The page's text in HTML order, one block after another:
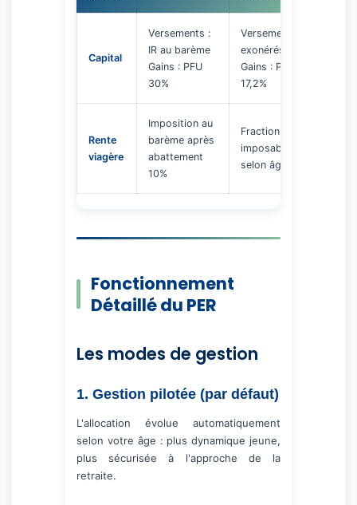
Capital
Versements :
IR au barème
Gains : PFU
30%
Versements :
exonérés
Gains : PS
17,2%
Rente
viagère
Imposition au
barème après
abattement
10%
Fraction
imposable
selon âge
Fonctionnement
Détaillé du PER
Les modes de gestion
1. Gestion pilotée (par défaut)
L'allocation évolue automatiquement
selon votre âge : plus dynamique jeune,
plus sécurisée à l'approche de la
retraite.